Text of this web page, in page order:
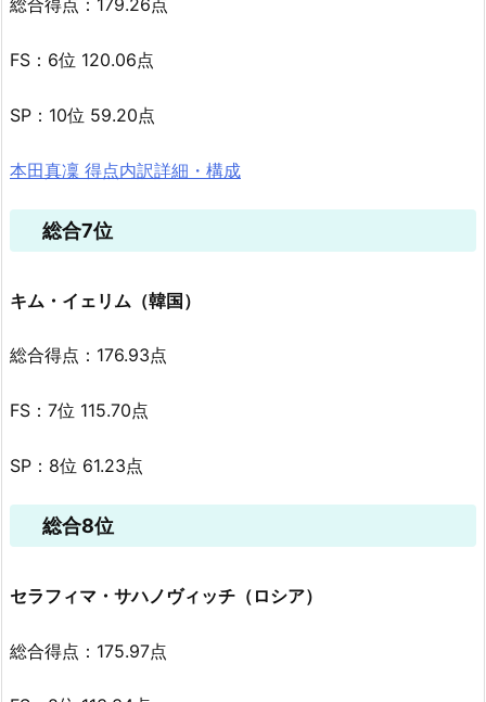
総合得点：179.26点
FS：6位 120.06点
SP：10位 59.20点
本田真凜 得点内訳詳細・構成
総合7位
キム・イェリム（韓国）
総合得点：176.93点
FS：7位 115.70点
SP：8位 61.23点
総合8位
セラフィマ・サハノヴィッチ（ロシア）
総合得点：175.97点